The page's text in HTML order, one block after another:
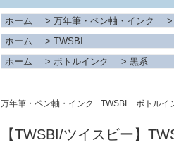
ホーム > 万年筆・ペン軸・インク >
ホーム
> TWSBI
ホーム
> ボトルインク > 黒系
万年筆・ペン軸・インク TWSBI ボトルイ
【TWSBI/ツイスビー】